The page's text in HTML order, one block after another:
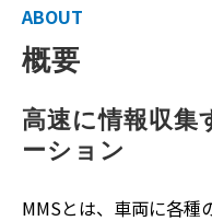
ABOUT
概要
高速に情報収集
ーション
MMSとは、車両に各種